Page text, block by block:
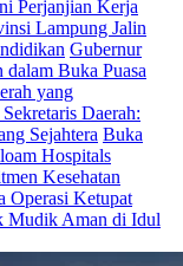
Perjanjian Kerja
Lampung Jalin
Gubernur
Buka Puasa
yang
Daerah:
Sejahtera Buka
Hospitals
Kesehatan
Operasi Ketupat
Mudik Aman di Idul